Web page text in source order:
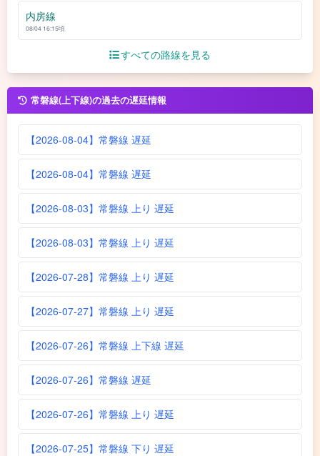
内房線
08/04 16:15頃
すべての路線を見る
常磐線(上下線)の過去の遅延情報
【2026-08-04】常磐線 遅延
【2026-08-04】常磐線 遅延
【2026-08-03】常磐線 上り 遅延
【2026-08-03】常磐線 上り 遅延
【2026-07-28】常磐線 上り 遅延
【2026-07-27】常磐線 上り 遅延
【2026-07-26】常磐線 上下線 遅延
【2026-07-26】常磐線 遅延
【2026-07-26】常磐線 上り 遅延
【2026-07-25】常磐線 下り 遅延